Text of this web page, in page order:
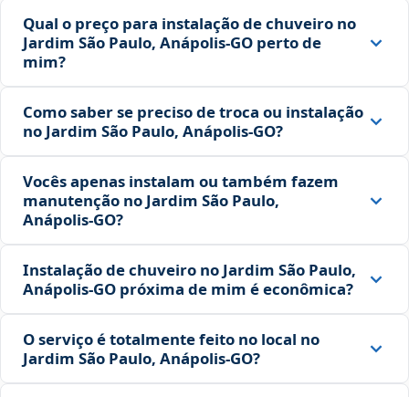
Qual o preço para instalação de chuveiro no
Jardim São Paulo, Anápolis‑GO perto de
mim?
Como saber se preciso de troca ou instalação
no Jardim São Paulo, Anápolis‑GO?
Vocês apenas instalam ou também fazem
manutenção no Jardim São Paulo,
Anápolis‑GO?
Instalação de chuveiro no Jardim São Paulo,
Anápolis‑GO próxima de mim é econômica?
O serviço é totalmente feito no local no
Jardim São Paulo, Anápolis‑GO?